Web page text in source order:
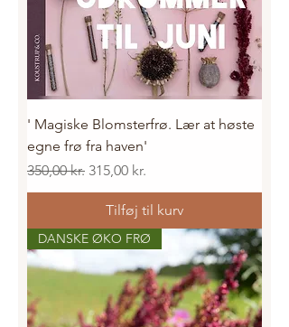
' Magiske Blomsterfrø. Lær at høste
egne frø fra haven'
Regulær pris
350,00 kr. Salgspris
315,00 kr.
Tilføj til kurv
DANSKE ØKO FRØ